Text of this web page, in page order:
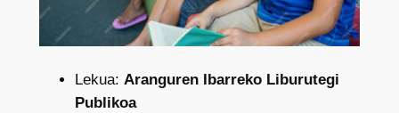
Lekua: Aranguren Ibarreko Liburutegi
Publikoa